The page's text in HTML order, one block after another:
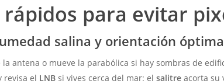
rápidos para evitar
salina y orientación óptima
antena o mueve la parabólica si hay sombras de
revisa el LNB si vives cerca del mar: elsalitre acorta su